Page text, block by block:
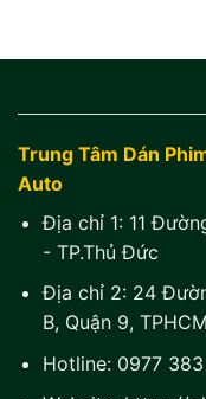
Trung Tâm Dán
Auto
Địa chỉ 1: 11
- TP.Thủ Đức
Địa chỉ 2: 24
B, Quận 9, TPHCM
Hotline: 0977